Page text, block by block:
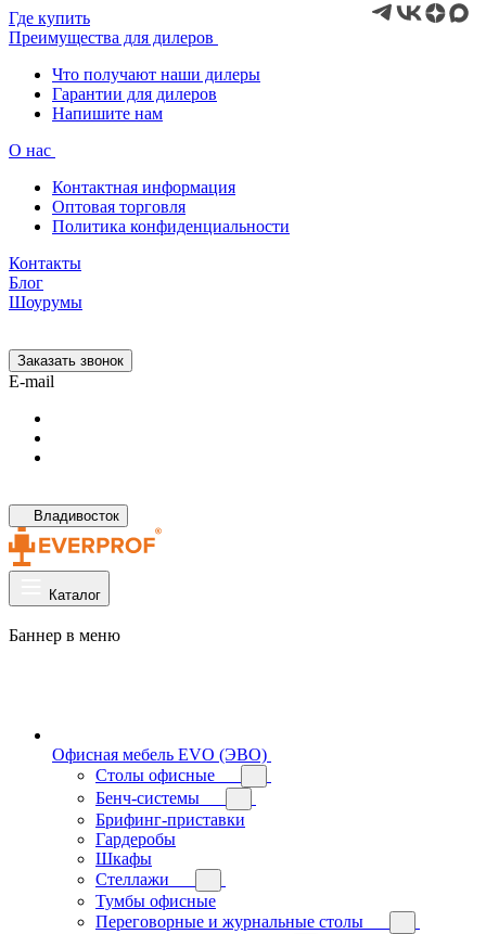
Где купить
Преимущества для дилеров
Что получают наши дилеры
Гарантии для дилеров
Напишите нам
О нас
Контактная информация
Оптовая торговля
Политика конфиденциальности
Контакты
Блог
Шоурумы
Заказать звонок
E-mail
Владивосток
Каталог
Баннер в меню
Офисная мебель EVO (ЭВО)
Cтолы офисные
Бенч-системы
Брифинг-приставки
Гардеробы
Шкафы
Стеллажи
Тумбы офисные
Переговорные и журнальные столы